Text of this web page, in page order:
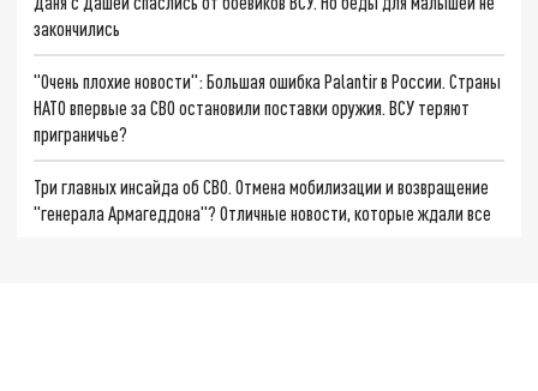
закончились
"Очень плохие новости": Большая ошибка Palantir в России. Страны
НАТО впервые за СВО остановили поставки оружия. ВСУ теряют
приграничье?
Три главных инсайда об СВО. Отмена мобилизации и возвращение
"генерала Армагеддона"? Отличные новости, которые ждали все